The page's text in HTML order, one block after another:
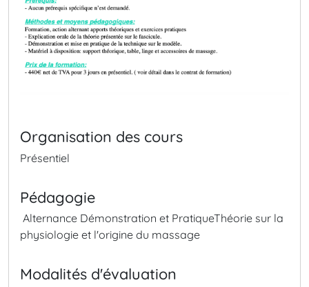
Organisation des cours
Présentiel
Pédagogie
Alternance Démonstration et PratiqueThéorie sur la
physiologie et l'origine du massage
Modalités d'évaluation